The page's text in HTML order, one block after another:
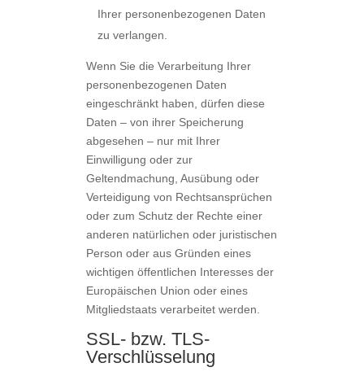
Ihrer personenbezogenen Daten
zu verlangen.
Wenn Sie die Verarbeitung Ihrer
personenbezogenen Daten
eingeschränkt haben, dürfen diese
Daten – von ihrer Speicherung
abgesehen – nur mit Ihrer
Einwilligung oder zur
Geltendmachung, Ausübung oder
Verteidigung von Rechtsansprüchen
oder zum Schutz der Rechte einer
anderen natürlichen oder juristischen
Person oder aus Gründen eines
wichtigen öffentlichen Interesses der
Europäischen Union oder eines
Mitgliedstaats verarbeitet werden.
SSL- bzw. TLS-
Verschlüsselung